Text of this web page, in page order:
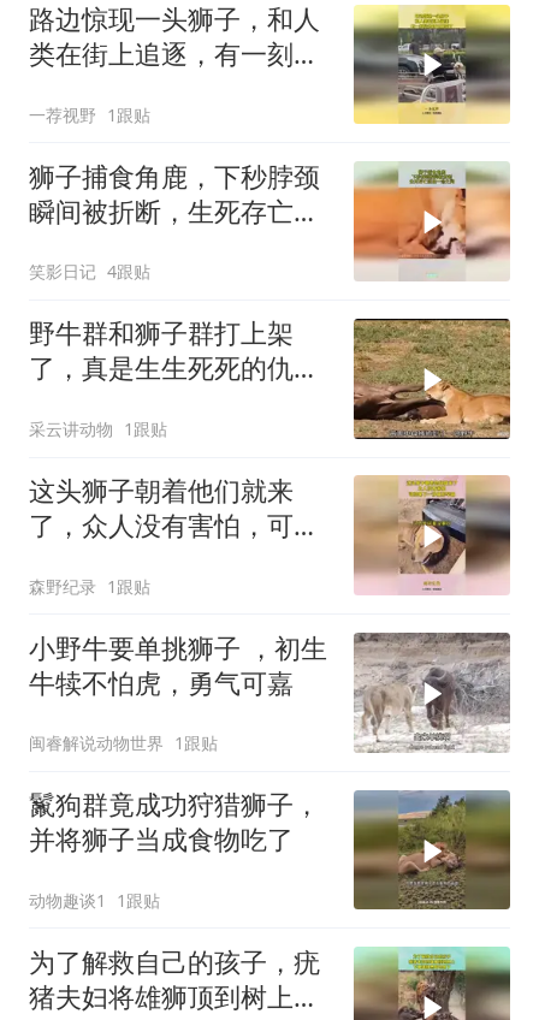
路边惊现一头狮子，和人
类在街上追逐，有一刻觉
一荐视野 1跟贴
狮子捕食角鹿，下秒脖颈
瞬间被折断，生死存亡就
笑影日记 4跟贴
野牛群和狮子群打上架
了，真是生生死死的仇
采云讲动物 1跟贴
这头狮子朝着他们就来
了，众人没有害怕，可结
森野纪录 1跟贴
小野牛要单挑狮子 ，初生
牛犊不怕虎，勇气可嘉
闽睿解说动物世界 1跟贴
鬣狗群竟成功狩猎狮子，
并将狮子当成食物吃了
动物趣谈1 1跟贴
为了解救自己的孩子，疣
猪夫妇将雄狮顶到树上，